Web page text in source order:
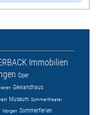
Immobilien
Oper
Gewandhaus
Museum Sommertheater
Morgen Sommerferien